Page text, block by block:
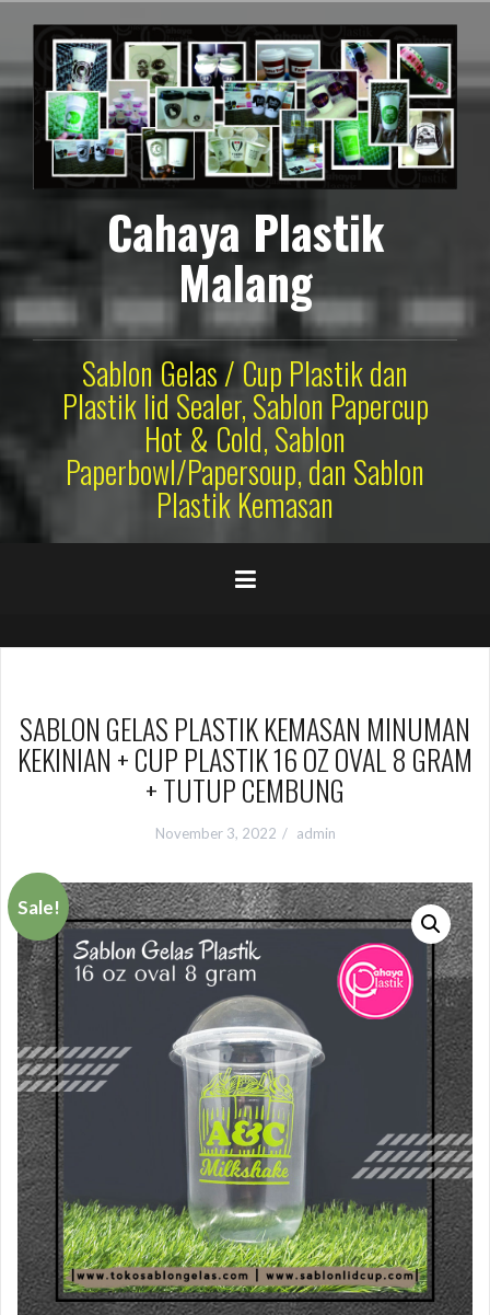
konten
Cahaya Plastik
Malang
Sablon Gelas / Cup Plastik dan
Plastik lid Sealer, Sablon Papercup
Hot & Cold, Sablon
Paperbowl/Papersoup, dan Sablon
Plastik Kemasan
SABLON GELAS PLASTIK KEMASAN MINUMAN
KEKINIAN + CUP PLASTIK 16 OZ OVAL 8 GRAM
+ TUTUP CEMBUNG
November 3, 2022 admin
Sale!